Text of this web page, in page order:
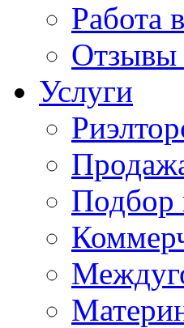
Работа
Отзывы
Услуги
Подбор